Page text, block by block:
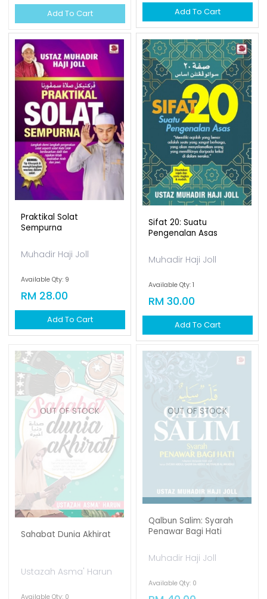
Add To Cart Add To Cart
Praktikal Solat
Sempurna
Muhadir Haji Joll
Available Qty: 9
RM 28.00
Add To Cart
Sifat 20: Suatu
Pengenalan Asas
Muhadir Haji Joll
Available Qty: 1
RM 30.00
Add To Cart
OUT OF STOCK
Sahabat Dunia Akhirat
Ustazah Asma' Harun
Available Qty: 0
OUT OF STOCK
Qalbun Salim: Syarah
Penawar Bagi Hati
Muhadir Haji Joll
Available Qty: 0